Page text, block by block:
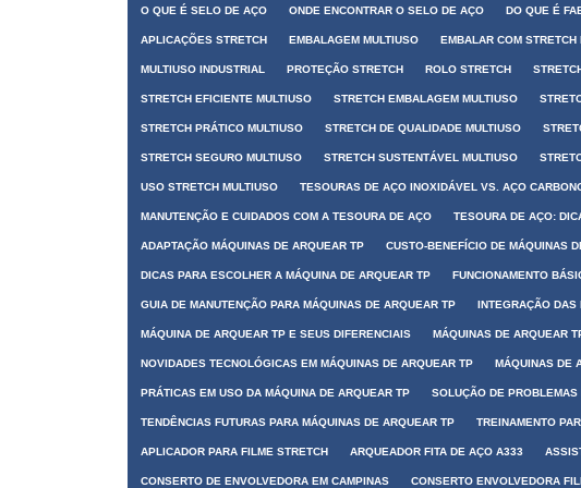
O QUE É SELO DE AÇO ONDE ENCONTRAR O SELO DE AÇO DO QUE É
APLICAÇÕES STRETCH EMBALAGEM MULTIUSO EMBALAR COM STRETCH
MULTIUSO INDUSTRIAL PROTEÇÃO STRETCH ROLO STRETCH
STRETCH EFICIENTE MULTIUSO STRETCH EMBALAGEM MULTIUSO
STRETCH PRÁTICO MULTIUSO STRETCH DE QUALIDADE MULTIUSO
STRETCH SEGURO MULTIUSO STRETCH SUSTENTÁVEL MULTIUSO
USO STRETCH MULTIUSO TESOURAS DE AÇO INOXIDÁVEL VS. AÇO
MANUTENÇÃO E CUIDADOS COM A TESOURA DE AÇO TESOURA DE AÇO:
ADAPTAÇÃO MÁQUINAS DE ARQUEAR TP CUSTO-BENEFÍCIO DE MÁQUINAS
DICAS PARA ESCOLHER A MÁQUINA DE ARQUEAR TP FUNCIONAMENTO
GUIA DE MANUTENÇÃO PARA MÁQUINAS DE ARQUEAR TP INTEGRAÇÃO DAS
MÁQUINA DE ARQUEAR TP E SEUS DIFERENCIAIS MÁQUINAS DE ARQUEAR
NOVIDADES TECNOLÓGICAS EM MÁQUINAS DE ARQUEAR TP MÁQUINAS DE
PRÁTICAS EM USO DA MÁQUINA DE ARQUEAR TP SOLUÇÃO DE
TENDÊNCIAS FUTURAS PARA MÁQUINAS DE ARQUEAR TP TREINAMENTO
APLICADOR PARA FILME STRETCH ARQUEADOR FITA DE AÇO A333
CONSERTO DE ENVOLVEDORA EM CAMPINAS CONSERTO ENVOLVEDORA